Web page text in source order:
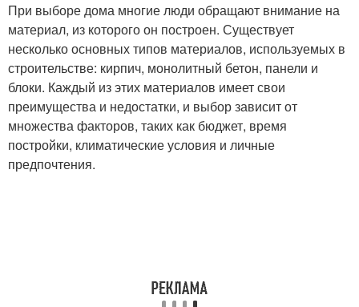
При выборе дома многие люди обращают внимание на
материал, из которого он построен. Существует
несколько основных типов материалов, используемых в
строительстве: кирпич, монолитный бетон, панели и
блоки. Каждый из этих материалов имеет свои
преимущества и недостатки, и выбор зависит от
множества факторов, таких как бюджет, время
постройки, климатические условия и личные
предпочтения.